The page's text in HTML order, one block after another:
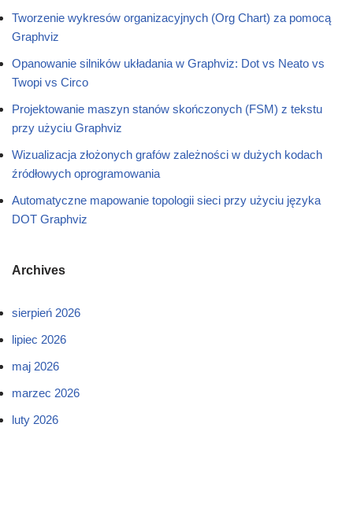
Tworzenie wykresów organizacyjnych (Org Chart) za pomocą
Graphviz
Opanowanie silników układania w Graphviz: Dot vs Neato vs
Twopi vs Circo
Projektowanie maszyn stanów skończonych (FSM) z tekstu
przy użyciu Graphviz
Wizualizacja złożonych grafów zależności w dużych kodach
źródłowych oprogramowania
Automatyczne mapowanie topologii sieci przy użyciu języka
DOT Graphviz
Archives
sierpień 2026
lipiec 2026
maj 2026
marzec 2026
luty 2026